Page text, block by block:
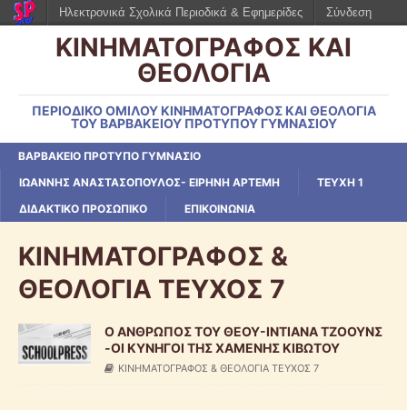
ΚΙΝΗΜΑΤΟΓΡΑΦΟΣ ΚΑΙ
ΘΕΟΛΟΓΙΑ
ΠΕΡΙΟΔΙΚΟ ΟΜΙΛΟΥ ΚΙΝΗΜΑΤΟΓΡΑΦΟΣ ΚΑΙ ΘΕΟΛΟΓΙΑ
ΤΟΥ ΒΑΡΒΑΚΕΙΟΥ ΠΡΟΤΥΠΟΥ ΓΥΜΝΑΣΙΟΥ
ΒΑΡΒΑΚΕΙΟ ΠΡΟΤΥΠΟ ΓΥΜΝΑΣΙΟ
ΙΩΑΝΝΗΣ ΑΝΑΣΤΑΣΟΠΟΥΛΟΣ- ΕΙΡΗΝΗ ΑΡΤΕΜΗ
ΤΕΥΧΗ 1
ΔΙΔΑΚΤΙΚΟ ΠΡΟΣΩΠΙΚΟ
ΕΠΙΚΟΙΝΩΝΙΑ
ΚΙΝΗΜΑΤΟΓΡΑΦΟΣ &
ΘΕΟΛΟΓΙΑ ΤΕΥΧΟΣ 7
Ο ΑΝΘΡΩΠΟΣ ΤΟΥ ΘΕΟΥ-ΙΝΤΙΑΝΑ ΤΖΟΟΥΝΣ
-ΟΙ ΚΥΝΗΓΟΙ ΤΗΣ ΧΑΜΕΝΗΣ ΚΙΒΩΤΟΥ
ΚΙΝΗΜΑΤΟΓΡΑΦΟΣ & ΘΕΟΛΟΓΙΑ ΤΕΥΧΟΣ 7
Ηλεκτρονικά Σχολικά Περιοδικά & Εφημερίδες Σύνδεση